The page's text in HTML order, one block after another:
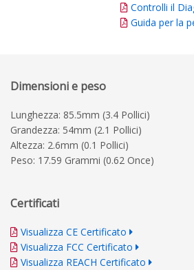
Controlli il
Guida per la
Dimensioni e peso
Lunghezza: 85.5mm (3.4 Pollici)
Grandezza: 54mm (2.1 Pollici)
Altezza: 2.6mm (0.1 Pollici)
Peso: 17.59 Grammi (0.62 Once)
Certificati
Visualizza CE Certificato
Visualizza FCC Certificato
Visualizza REACH Certificato